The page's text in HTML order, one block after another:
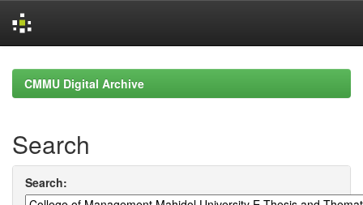
navigationCMMU Digital Archive
Search
Search: